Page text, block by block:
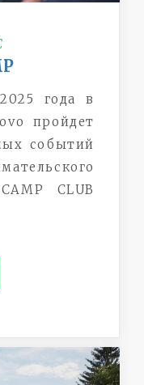
года в
пройдет
событий
CLUB